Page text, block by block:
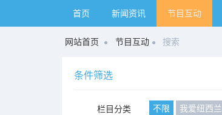
首页 新闻资讯 节目互动
网站首页 节目互动 搜索
条件筛选
栏目分类 不限 我爱纽西兰